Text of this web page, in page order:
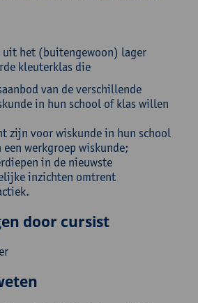
het (buitengewoon) lager
kleuterklas die
van de verschillende
in hun school of klas willen
zijn voor wiskunde in hun school
werkgroep wiskunde;
in de nieuwste
inzichten omtrent
door cursist